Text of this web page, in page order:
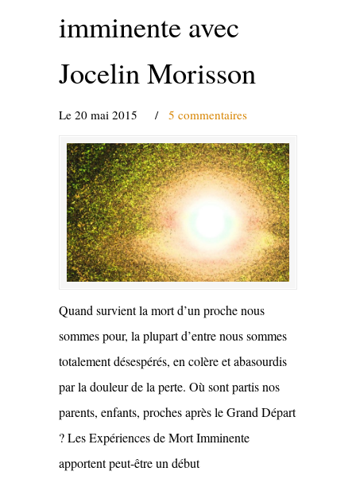
imminente avec
Jocelin Morisson
Le 20 mai 2015 / 5 commentaires
Quand survient la mort d’un proche nous
sommes pour, la plupart d’entre nous sommes
totalement désespérés, en colère et abasourdis
par la douleur de la perte. Où sont partis nos
parents, enfants, proches après le Grand Départ
? Les Expériences de Mort Imminente
apportent peut-être un début